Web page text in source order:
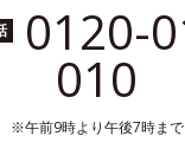
0120-
010
午前9時より午後7時まで